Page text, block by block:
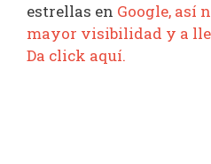
estrellas en Google, así
mayor visibilidad y a
Da click aquí.